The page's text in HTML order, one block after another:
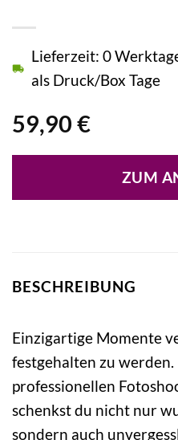
59,90 €
Lieferzeit: 0
als Druck/Box Tage
ZUM
BESCHREIBUNG
Einzigartige Momente
festgehalten zu
professionellen
schenkst du nicht nur
sondern auch